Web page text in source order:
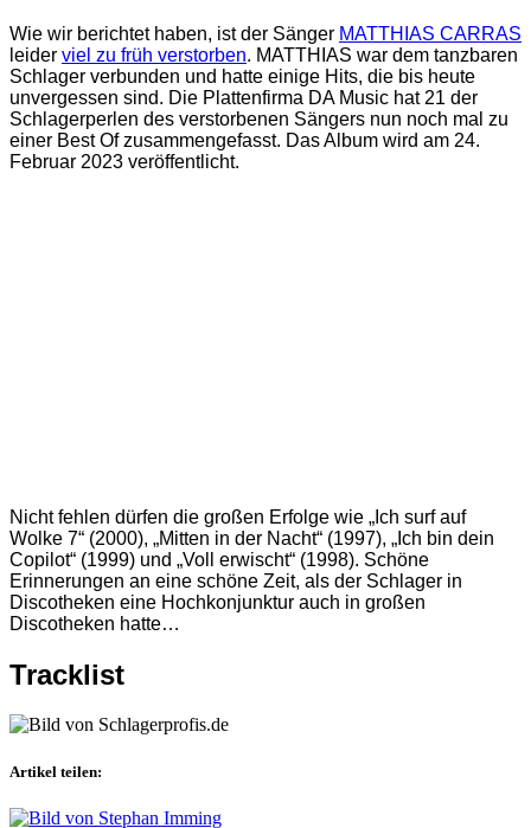
Wie wir berichtet haben, ist der Sänger MATTHIAS CARRAS
leider viel zu früh verstorben. MATTHIAS war dem tanzbaren
Schlager verbunden und hatte einige Hits, die bis heute
unvergessen sind. Die Plattenfirma DA Music hat 21 der
Schlagerperlen des verstorbenen Sängers nun noch mal zu
einer Best Of zusammengefasst. Das Album wird am 24.
Februar 2023 veröffentlicht.
Nicht fehlen dürfen die großen Erfolge wie „Ich surf auf
Wolke 7“ (2000), „Mitten in der Nacht“ (1997), „Ich bin dein
Copilot“ (1999) und „Voll erwischt“ (1998). Schöne
Erinnerungen an eine schöne Zeit, als der Schlager in
Discotheken eine Hochkonjunktur auch in großen
Discotheken hatte…
Tracklist
Artikel teilen: